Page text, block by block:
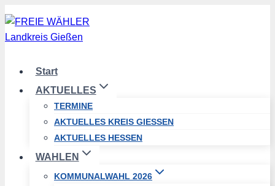
Zum
Inhalt
springen
Start
AKTUELLES
TERMINE
AKTUELLES KREIS GIESSEN
AKTUELLES HESSEN
WAHLEN
KOMMUNALWAHL 2026